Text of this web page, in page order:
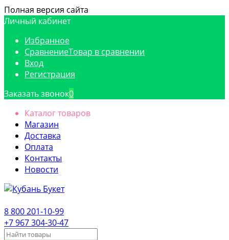
Полная версия сайта
Личный кабинет
Избранное
СравнениеТовар в сравнении
Вход
Регистрация
Заказать звонок0
Каталог товаров
Магазин
Доставка
Оплата
Контакты
Новости
8 800 201-10-99
+7 967 304-30-47